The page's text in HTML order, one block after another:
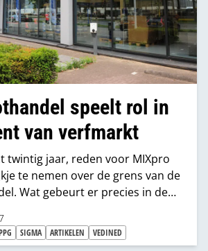
speelt rol in
van verfmarkt
twintig jaar, reden voor MIXpro
te nemen over de grens van de
Wat gebeurt er precies in de
Welke uitdagingen zien de
En hoe kijken zij precies naar
verf in de bouwgroothandel?
SIGMA ARTIKELEN VEDINED